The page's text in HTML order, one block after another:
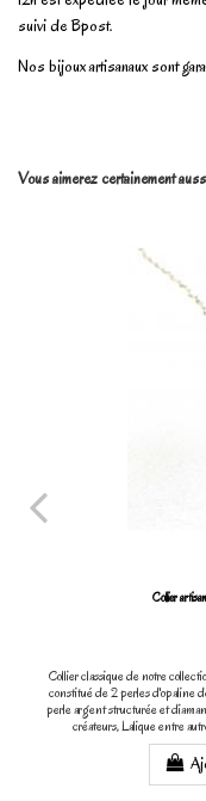
suivi de Bpost.
Nos bijoux artisanaux sont
Vous aimerez certainement
Collier
Collier classique de notre
constitué de 2 perles d'opaline
perle argent structurée et
créateurs, Lalique entre